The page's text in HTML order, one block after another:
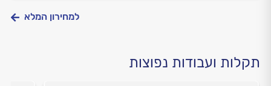
למחירון המלא
תקלות ועבודות נפוצות